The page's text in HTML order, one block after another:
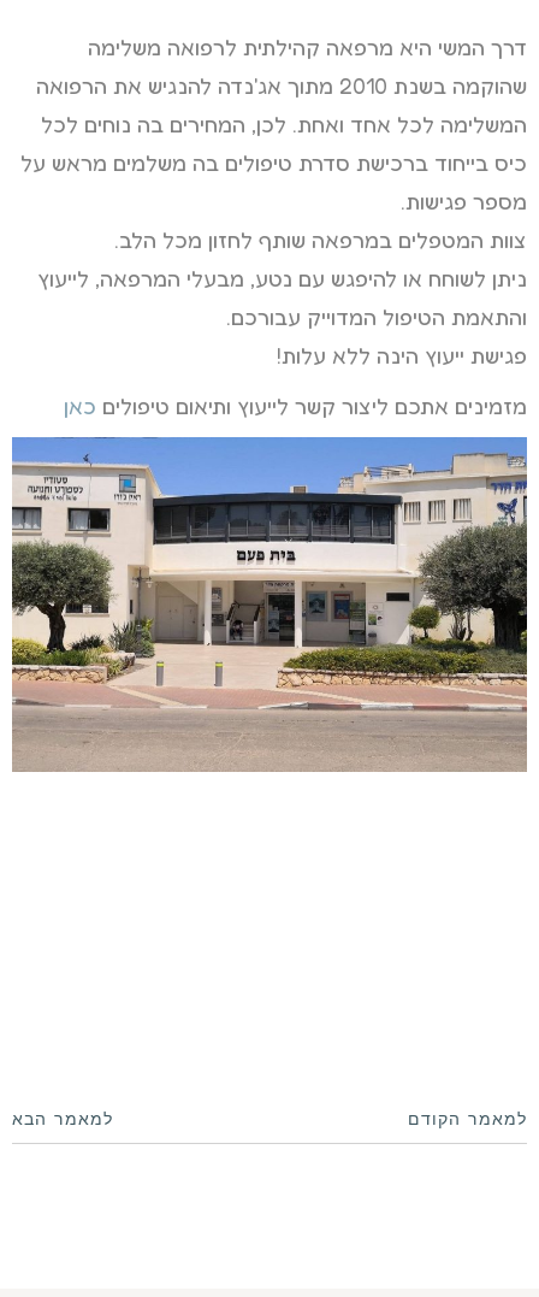
דרך המשי היא מרפאה קהילתית לרפואה משלימה
שהוקמה בשנת 2010 מתוך אג'נדה להנגיש את הרפואה
המשלימה לכל אחד ואחת. לכן, המחירים בה נוחים לכל
כיס בייחוד ברכישת סדרת טיפולים בה משלמים מראש על
מספר פגישות.
צוות המטפלים במרפאה שותף לחזון מכל הלב.
ניתן לשוחח או להיפגש עם נטע, מבעלי המרפאה, לייעוץ
והתאמת הטיפול המדוייק עבורכם.
פגישת ייעוץ הינה ללא עלות!
מזמינים אתכם ליצור קשר לייעוץ ותיאום טיפולים כאן
למאמר הקודם למאמר הבא